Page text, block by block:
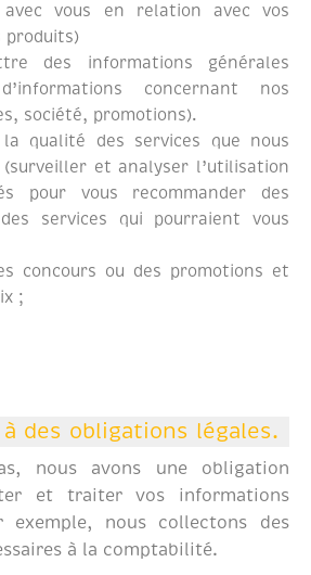
avec vous en relation avec vos
produits)
des informations générales
concernant nos
société, promotions).
qualité des services que nous
(surveiller et analyser l’utilisation
pour vous recommander des
services qui pourraient vous
concours ou des promotions et
;
des obligations légales.
nous avons une obligation
et traiter vos informations
exemple, nous collectons des
à la comptabilité.